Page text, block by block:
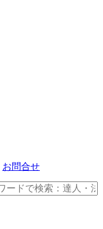
お問合せ